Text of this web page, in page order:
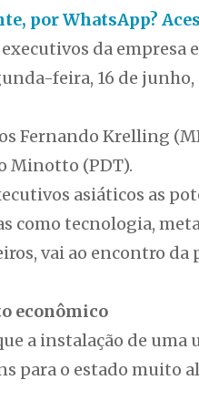
por WhatsApp?
da empresa
feira, 16 de
Fernando Krelling
Minotto (PDT).
asiáticos as
como tecnologia,
vai ao encontro da
econômico
a instalação de
para o estado muito